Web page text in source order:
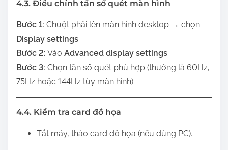
4.3. Điều chỉnh tần số quét màn hình
Bước 1: Chuột phải lên màn hình desktop → chọn
Display settings.
Bước 2: Vào Advanced display settings.
Bước 3: Chọn tần số quét phù hợp (thường là 60Hz,
75Hz hoặc 144Hz tùy màn hình).
4.4. Kiểm tra card đồ họa
Tắt máy, tháo card đồ họa (nếu dùng PC).